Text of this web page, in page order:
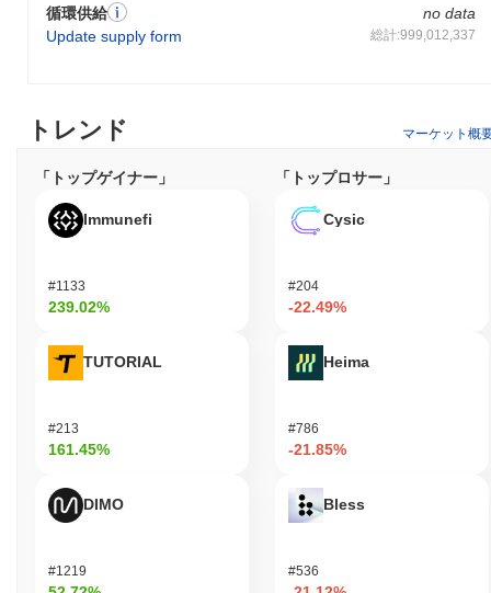
循環供給
Update supply form
no data
総計:999,012,337
トレンド マーケット概
「トップゲイナー」
Immunefi
#1133
239.02%
TUTORIAL
#213
161.45%
DIMO
#1219
「トップロサー」
Cysic
#204
-22.49%
Heima
#786
-21.85%
Bless
#536